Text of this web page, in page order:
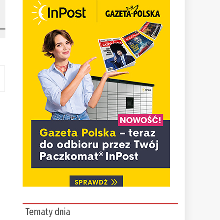
Tematy dnia